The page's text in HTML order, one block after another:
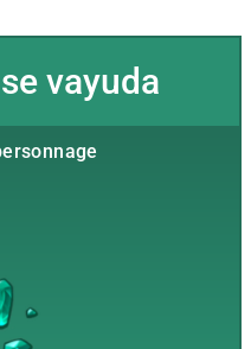
vayuda